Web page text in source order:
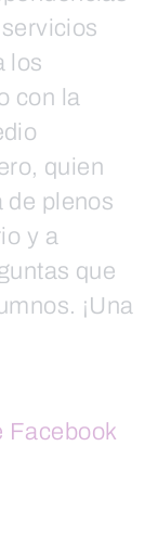
los
con la
quien
de plenos
y a
que
¡Una